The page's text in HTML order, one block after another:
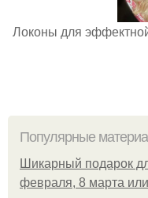
Локоны для
Популярные
Шикарный подарок
февраля, 8 марта